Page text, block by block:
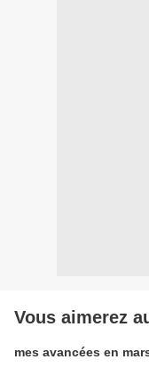
Vous aimerez
mes avancées en